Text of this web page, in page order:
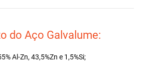
do Aço Galvalume:
Al-Zn, 43,5%Zn e 1,5%Si;